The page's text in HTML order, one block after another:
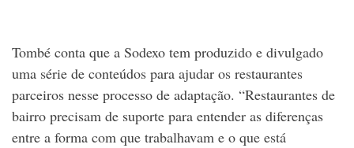
Tombé conta que a Sodexo tem produzido e divulgado
uma série de conteúdos para ajudar os restaurantes
parceiros nesse processo de adaptação. “Restaurantes de
bairro precisam de suporte para entender as diferenças
entre a forma com que trabalhavam e o que está